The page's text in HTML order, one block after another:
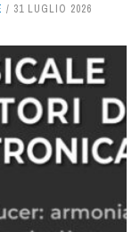
31 LUGLIO 2026